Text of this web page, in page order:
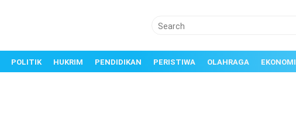
POLITIK HUKRIM PENDIDIKAN PERISTIWA OLAHRAGA EKONOMI